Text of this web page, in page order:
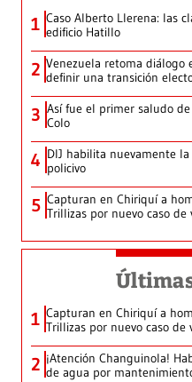
1 Caso Alberto Llerena: las
edificio Hatillo
2 Venezuela retoma diálogo
definir una transición
3 Así fue el primer saludo
Colo
4 DIJ habilita nuevamente
policivo
5 Capturan en Chiriquí a
Trillizas por nuevo caso
1 Capturan en Chiriquí a
Trillizas por nuevo caso
2 ¡Atención Changuinola!
de agua por